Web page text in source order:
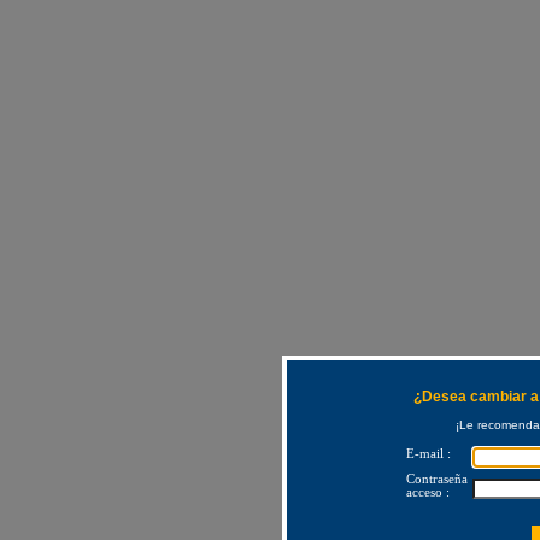
¿Desea cambiar
¡Le
E-mail :
Contraseña
acceso :